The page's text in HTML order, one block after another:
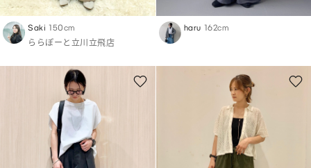
Saki 150cm
ららぽーと立川立飛店
haru 162cm